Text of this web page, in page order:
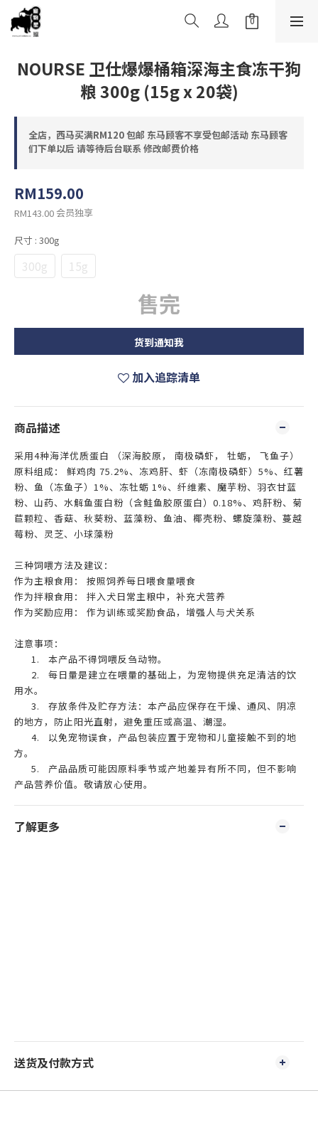
NOURSE 卫仕爆爆桶箱深海主食冻干狗
粮 300g (15g x 20袋)
全店，西马买满RM120 包邮 东马顾客不享受包邮活动 东马顾客
们下单以后 请等待后台联系 修改邮费价格
RM159.00
RM143.00 会员独享
尺寸 : 300g
300g 15g
售完
货到通知我
加入追踪清单
商品描述
采用4种海洋优质蛋白 （深海胶原， 南极磷虾， 牡蛎， 飞鱼子）
原料组成： 鲜鸡肉 75.2%、冻鸡肝、虾（冻南极磷虾）5%、红薯
粉、鱼（冻鱼子）1%、冻牡蛎 1%、纤维素、魔芋粉、羽衣甘蓝
粉、山药、水解鱼蛋白粉（含鲑鱼胶原蛋白）0.18%、鸡肝粉、菊
苣颗粒、香菇、秋葵粉、蓝藻粉、鱼油、椰壳粉、螺旋藻粉、蔓越
莓粉、灵芝、小球藻粉
三种饲喂方法及建议：
作为主粮食用： 按照饲养每日喂食量喂食
作为拌粮食用： 拌入犬日常主粮中，补充犬营养
作为奖励应用： 作为训练或奖励食品，增强人与犬关系
注意事项：
1.
本产品不得饲喂反刍动物。
2.
每日量是建立在喂量的基础上，为宠物提供充足清洁的饮
用水。
3.
存放条件及贮存方法：本产品应保存在干燥、通风、阴凉
的地方，防止阳光直射，避免重压或高温、潮湿。
4.
以免宠物误食，产品包装应置于宠物和儿童接触不到的地
方。
5.
产品品质可能因原料季节或产地差异有所不同，但不影响
产品营养价值。敬请放心使用。
了解更多
送货及付款方式